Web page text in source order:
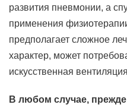
развития пневмонии, а
применения
предполагает сложное
характер, может
искусственная
В любом случае,